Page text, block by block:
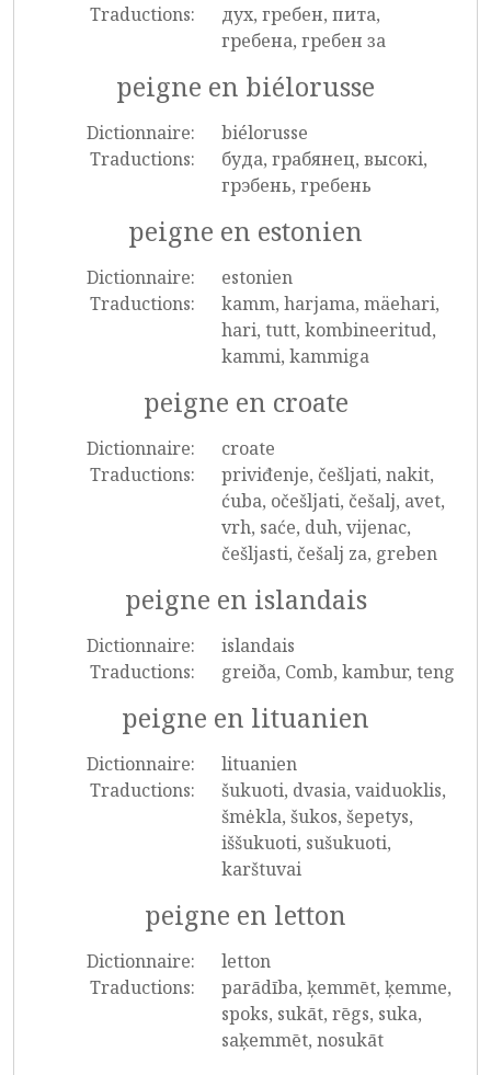
Traductions:
дух, гребен, пита,
гребена, гребен за
peigne en biélorusse
Dictionnaire:
biélorusse
Traductions:
буда, грабянец, высокi,
грэбень, гребень
peigne en estonien
Dictionnaire:
estonien
Traductions:
kamm, harjama, mäehari,
hari, tutt, kombineeritud,
kammi, kammiga
peigne en croate
Dictionnaire:
croate
Traductions:
priviđenje, češljati, nakit,
ćuba, očešljati, češalj, avet,
vrh, saće, duh, vijenac,
češljasti, češalj za, greben
peigne en islandais
Dictionnaire:
islandais
Traductions:
greiða, Comb, kambur, teng
peigne en lituanien
Dictionnaire:
lituanien
Traductions:
šukuoti, dvasia, vaiduoklis,
šmėkla, šukos, šepetys,
iššukuoti, sušukuoti,
karštuvai
peigne en letton
Dictionnaire:
letton
Traductions:
parādība, ķemmēt, ķemme,
spoks, sukāt, rēgs, suka,
saķemmēt, nosukāt